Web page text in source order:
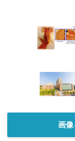
画